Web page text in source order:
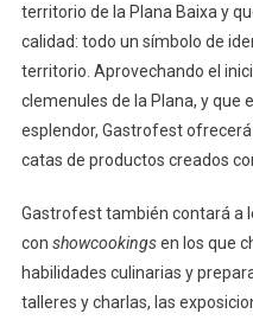
territorio de la Plana Baixa y
calidad: todo un símbolo de
territorio. Aprovechando el
clemenules de la Plana, y
esplendor, Gastrofest
catas de productos creados
Gastrofest también contará a
con showcookingsen los que
habilidades culinarias y
talleres y charlas, las